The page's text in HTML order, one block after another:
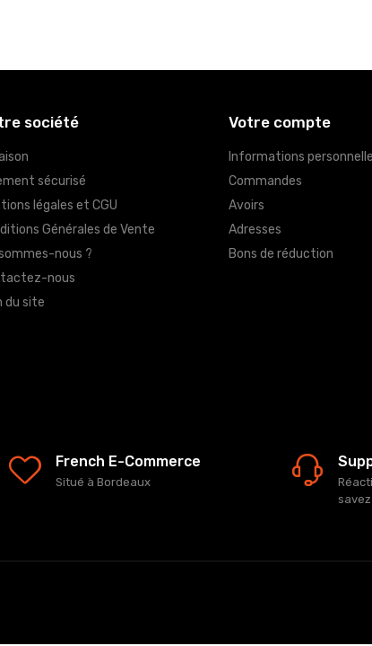
société
sécurisé
légales et CGU
Générales de Vente
nous ?
nous
du site
Votre compte
Informations
Commandes
Avoirs
Adresses
Bons de réduction
French E-Commerce
Situé à Bordeaux